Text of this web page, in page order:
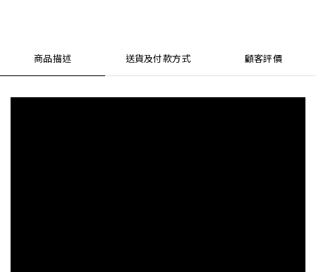
商品描述 送貨及付款方式 顧客評價